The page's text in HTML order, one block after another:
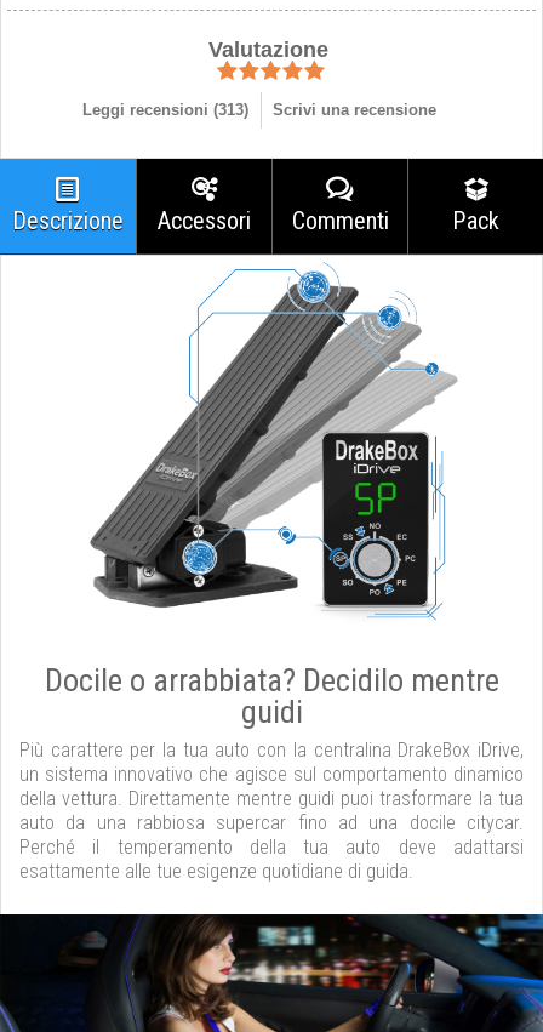
Valutazione
Leggi recensioni (313) Scrivi una recensione
Descrizione Accessori Commenti Pack
Docile o arrabbiata? Decidilo mentre
guidi
Più carattere per la tua auto con la centralina DrakeBox iDrive,
un sistema innovativo che agisce sul comportamento dinamico
della vettura. Direttamente mentre guidi puoi trasformare la tua
auto da una rabbiosa supercar fino ad una docile citycar.
Perché il temperamento della tua auto deve adattarsi
esattamente alle tue esigenze quotidiane di guida.